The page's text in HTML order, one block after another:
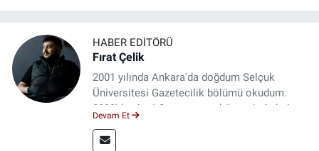
HABER EDITÖRÜ
Fırat Çelik
2001 yılında Ankara'da doğdum Selçuk
Üniversitesi Gazetecilik bölümü okudum.
2023'den beri Genç gazete bünyesinde haber
Devam Et